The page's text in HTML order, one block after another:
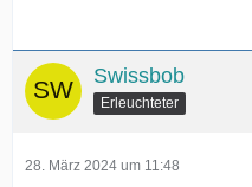
Swissbob
Erleuchteter
28. März 2024 um 11:48